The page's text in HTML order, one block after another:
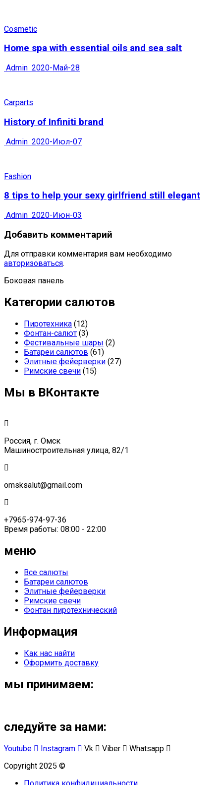
Cosmetic
Home spa with essential oils and sea salt
Admin 2020-Май-28
Carparts
History of Infiniti brand
Admin 2020-Июл-07
Fashion
8 tips to help your sexy girlfriend still elegant
Admin 2020-Июн-03
Добавить комментарий
Для отправки комментария вам необходимо
авторизоваться.
Боковая панель
Категории салютов
Пиротехника (12)
Фонтан-салют (3)
Фестивальные шары (2)
Батареи салютов (61)
Элитные фейерверки (27)
Римские свечи (15)
Мы в ВКонтакте
Россия, г. Омск
Машиностроительная улица, 82/1
omsksalut@gmail.com
+7965-974-97-36
Время работы: 08:00 - 22:00
меню
Все салюты
Батареи салютов
Элитные фейерверки
Римские свечи
Фонтан пиротехнический
Информация
Как нас найти
Оформить доставку
мы принимаем:
следуйте за нами:
Youtube Instagram Vk Viber
Whatsapp
Copyright 2025 ©